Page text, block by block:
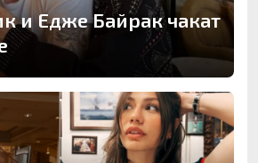
и Едже Байрак чакат